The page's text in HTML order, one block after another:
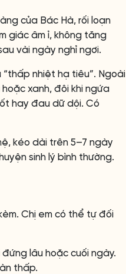
của Bác Hà, rối loạn
giác âm ỉ, không tăng
vài ngày nghỉ ngơi.
nhiệt hạ tiêu”. Ngoài
xanh, đôi khi ngứa
hay đau dữ dội. Có
kéo dài trên 5–7 ngày
sinh lý bình thường.
Chị em có thể tự đối
lâu hoặc cuối ngày.
thấp.